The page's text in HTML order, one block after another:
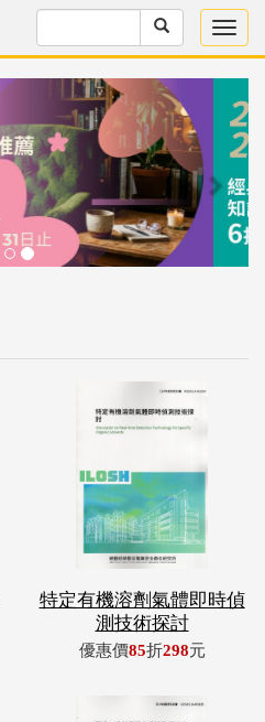
特定有機溶劑氣體即時偵
測技術探討
優惠價85折298元